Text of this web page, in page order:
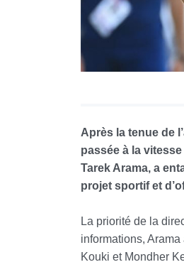
Après la tenue de
passée à la
Tarek Arama, a
projet sportif et
La priorité de la
informations,
Kouki et Mondher